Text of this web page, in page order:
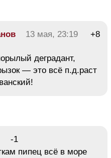
13 мая, 23:19 +8
деградант,
— это всё п.д.раст
-1
пипец всё в море